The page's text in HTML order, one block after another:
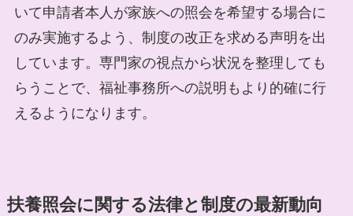
いて申請者本人が家族への照会を希望する場合に
のみ実施するよう、制度の改正を求める声明を出
しています。専門家の視点から状況を整理しても
らうことで、福祉事務所への説明もより的確に行
えるようになります。
扶養照会に関する法律と制度の最新動向